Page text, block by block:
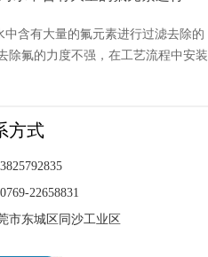
除氟的力度不强，在工艺流程中安装
的氟
但是选择好一些的产品却是我们头
方式
22658831
市东城区同沙工业区